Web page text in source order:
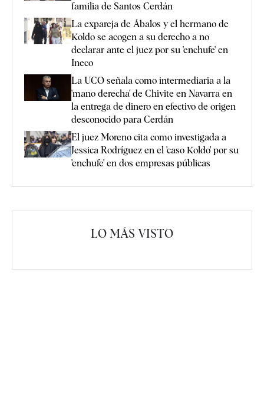
familia de Santos Cerdán
La expareja de Ábalos y el hermano de
Koldo se acogen a su derecho a no
declarar ante el juez por su 'enchufe' en
Ineco
La UCO señala como intermediaria a la
'mano derecha' de Chivite en Navarra en
la entrega de dinero en efectivo de origen
desconocido para Cerdán
El juez Moreno cita como investigada a
Jessica Rodríguez en el 'caso Koldo' por su
'enchufe' en dos empresas públicas
LO MÁS VISTO